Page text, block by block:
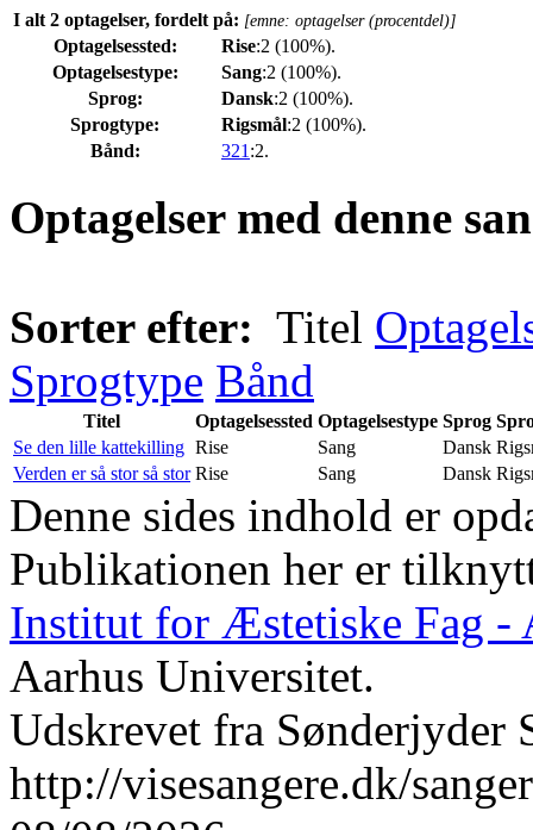
I alt 2 optagelser, fordelt på: [emne: optagelser (procentdel)]
Optagelsessted: Rise:2 (100%).
Optagelsestype:
Sang:2 (100%).
Sprog:
Dansk:2 (100%).
Sprogtype:
Rigsmål:2 (100%).
Bånd:
321 :2.
Optagelser med denne
Sorter efter: Titel
Sprogtype Bånd
Titel Optagelsessted Optagelsestype Sprog
Se den lille kattekilling Rise Sang Dansk
Verden er så stor så stor Rise Sang Dansk
Denne sides indhold er
Publikationen her er
Institut for Æstetiske Fag -
Aarhus Universitet.
Udskrevet fra Sønderjyder
http://visesangere.dk/